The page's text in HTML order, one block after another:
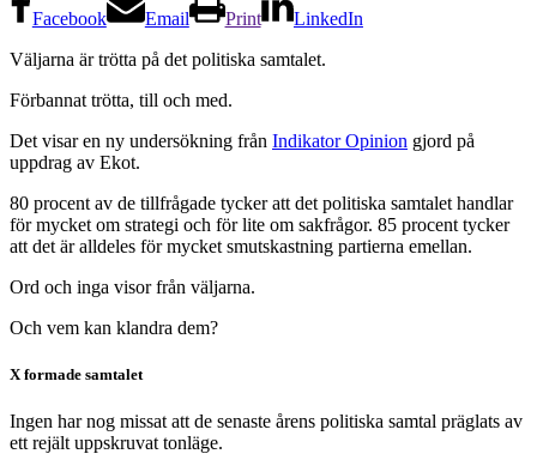
Facebook Email Print
LinkedIn
Väljarna är trötta på det politiska samtalet.
Förbannat trötta, till och med.
Det visar en ny undersökning från Indikator Opinion gjord på
uppdrag av Ekot.
80 procent av de tillfrågade tycker att det politiska samtalet handlar
för mycket om strategi och för lite om sakfrågor. 85 procent tycker
att det är alldeles för mycket smutskastning partierna emellan.
Ord och inga visor från väljarna.
Och vem kan klandra dem?
X formade samtalet
Ingen har nog missat att de senaste årens politiska samtal präglats av
ett rejält uppskruvat tonläge.